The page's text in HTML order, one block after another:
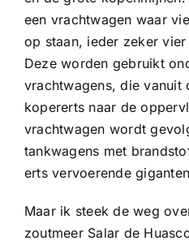
een vrachtwagen waar
op staan, ieder zeker
Deze worden gebruikt
vrachtwagens, die vanuit
kopererts naar de
vrachtwagen wordt
tankwagens met
erts vervoerende
Maar ik steek de weg
zoutmeer Salar de